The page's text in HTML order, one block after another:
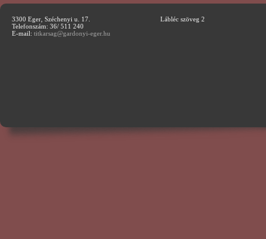
3300 Eger, Széchenyi u. 17.
Telefonszám: 36/ 511 240
E-mail: titkarsag@gardonyi-eger.hu
Lábléc szöveg 2